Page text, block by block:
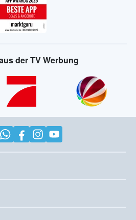
der TV Werbung